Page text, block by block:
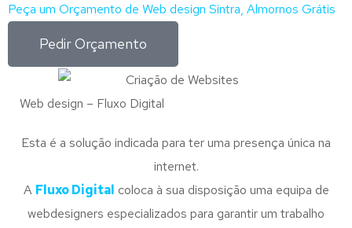
Peça um Orçamento de Web design Sintra, Almornos Grátis
Pedir Orçamento
Web design – Fluxo Digital
Esta é a solução indicada para ter uma presença única na
internet.
A Fluxo Digital coloca à sua disposição uma equipa de
webdesigners especializados para garantir um trabalho